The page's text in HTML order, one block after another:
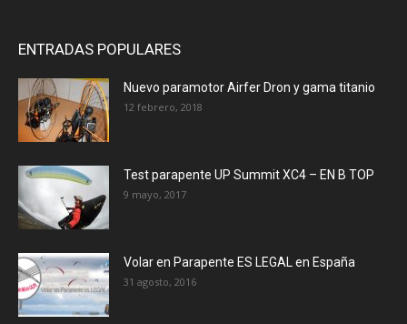
ENTRADAS POPULARES
Nuevo paramotor Airfer Dron y gama titanio
12 febrero, 2018
Test parapente UP Summit XC4 – EN B TOP
9 mayo, 2017
Volar en Parapente ES LEGAL en España
31 agosto, 2016